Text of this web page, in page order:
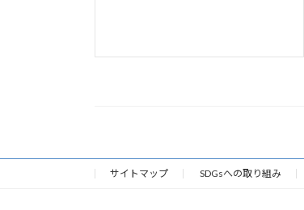
サイトマップ SDGsへの取り組み